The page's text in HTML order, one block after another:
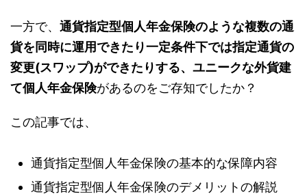
一方で、 通貨指定型個人年金保険のような複数の通
貨を同時に運用できたり一定条件下では指定通貨の
変更(スワップ)ができたりする、ユニークな外貨建
て個人年金保険があるのをご存知でしたか？
この記事では、
通貨指定型個人年金保険の基本的な保障内容
通貨指定型個人年金保険のデメリットの解説